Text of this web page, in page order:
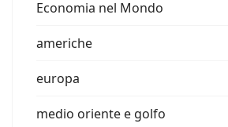
Economia nel Mondo
americhe
europa
medio oriente e golfo